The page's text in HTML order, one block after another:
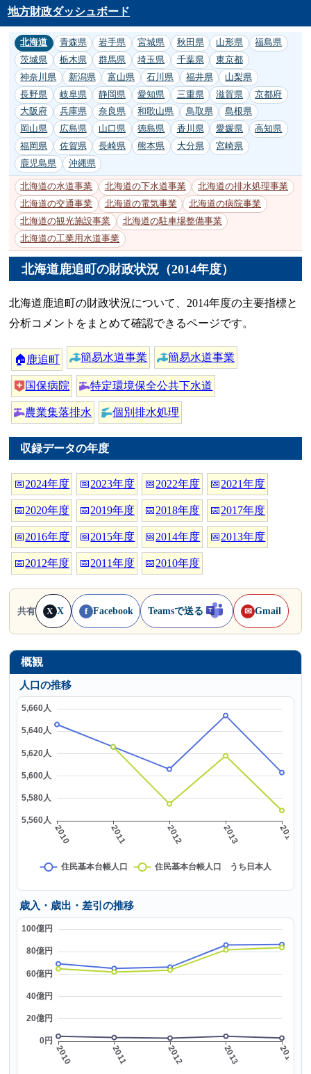
地方財政ダッシュボード
北海道 青森県 岩手県 宮城県 秋田県 山形県
福島県
茨城県
栃木県 群馬県 埼玉県 千葉県
東京都
神奈川県
新潟県 富山県 石川県 福井県
山梨県
長野県
岐阜県 静岡県 愛知県 三重県 滋賀県
京都府
大阪府
兵庫県 奈良県 和歌山県 鳥取県
島根県
岡山県
広島県 山口県 徳島県 香川県 愛媛県
高知県
福岡県
佐賀県 長崎県 熊本県 大分県
宮崎県
鹿児島県
沖縄県
北海道の水道事業 北海道の下水道事業
北海道の排水処理事業
北海道の交通事業
北海道の電気事業
北海道の病院事業
北海道の観光施設事業
北海道の駐車場整備事業
北海道の工業用水道事業
北海道鹿追町の財政状況（2014年度）
北海道鹿追町の財政状況について、2014年度の主要指標と
分析コメントをまとめて確認できるページです。
🏠 鹿追町 簡易水道事業 簡易水道事業
国保病院 特定環境保全公共下水道
農業集落排水 個別排水処理
収録データの年度
📅2024年度 📅2023年度 📅2022年度 📅2021年度
📅2020年度 📅2019年度 📅2018年度 📅2017年度
📅2016年度 📅2015年度 📅2014年度 📅2013年度
📅2012年度 📅2011年度 📅2010年度
共有 X X f Facebook Teamsで送る ✉ Gmail
概観
人口の推移
歳入・歳出・差引の推移